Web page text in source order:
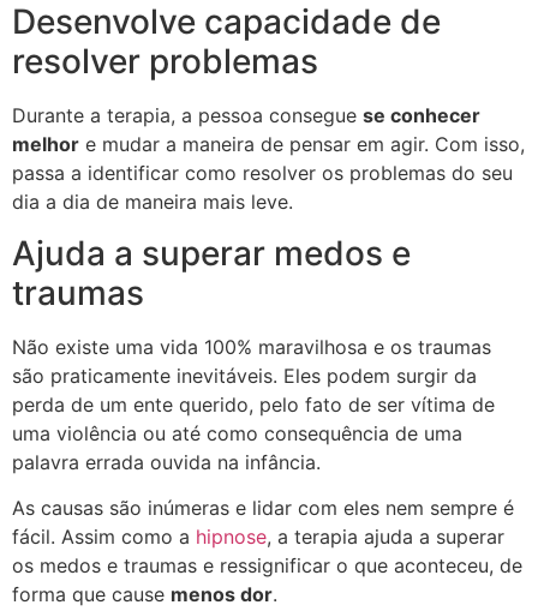
Desenvolve capacidade de
resolver problemas
Durante a terapia, a pessoa consegue se conhecer
melhor e mudar a maneira de pensar em agir. Com isso,
passa a identificar como resolver os problemas do seu
dia a dia de maneira mais leve.
Ajuda a superar medos e
traumas
Não existe uma vida 100% maravilhosa e os traumas
são praticamente inevitáveis. Eles podem surgir da
perda de um ente querido, pelo fato de ser vítima de
uma violência ou até como consequência de uma
palavra errada ouvida na infância.
As causas são inúmeras e lidar com eles nem sempre é
fácil. Assim como a hipnose, a terapia ajuda a superar
os medos e traumas e ressignificar o que aconteceu, de
forma que cause menos dor.